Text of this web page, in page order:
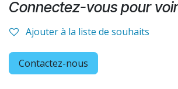
Connectez-vous pour
Ajouter à la liste de souhaits
Contactez-nous